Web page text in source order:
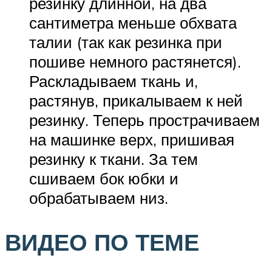
сантиметра меньше обхвата
талии (так как резинка при
пошиве немного растянется).
Раскладываем ткань и,
растянув, прикалываем к ней
резинку. Теперь прострачиваем
на машинке верх, пришивая
резинку к ткани. За тем
сшиваем бок юбки и
обрабатываем низ.
ВИДЕО ПО ТЕМЕ